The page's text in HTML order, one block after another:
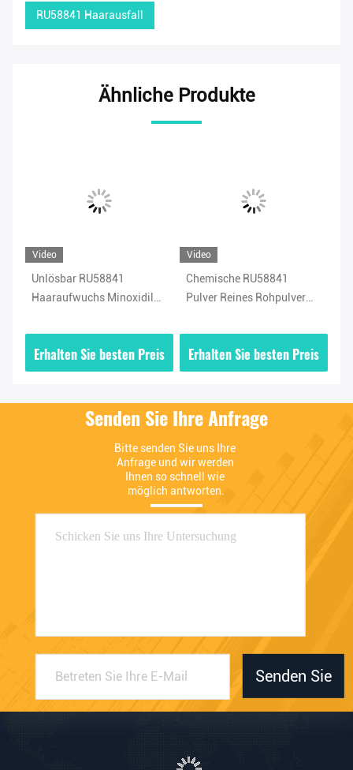
RU58841 Haarausfall
Ähnliche Produkte
Video
Unlösbar RU58841
Haaraufwuchs Minoxidil
Erhalten Sie besten Preis
Video
Chemische RU58841
Pulver Reines Rohpulver
Haarbehandlung
Erhalten Sie besten Preis
Senden Sie Ihre Anfrage
Bitte senden Sie uns Ihre
Anfrage und wir werden
Ihnen so schnell wie
möglich antworten.
Senden Sie